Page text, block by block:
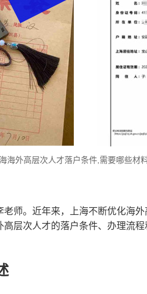
海海外高层次人才落户条件,需要哪些材
师。近年来，上海不断优化海
层次人才的落户条件、办理流